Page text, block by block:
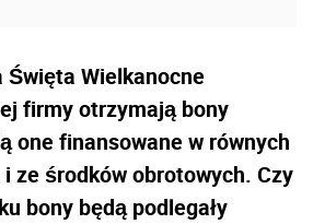
Święta Wielkanocne
firmy otrzymają bony
one finansowane w równych
ze środków obrotowych. Czy
bony będą podlegały